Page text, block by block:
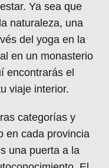
Ya sea que
naturaleza, una
del yoga en la
en un monasterio
encontrarás el
viaje interior.
categorías y
en cada provincia
una puerta a la